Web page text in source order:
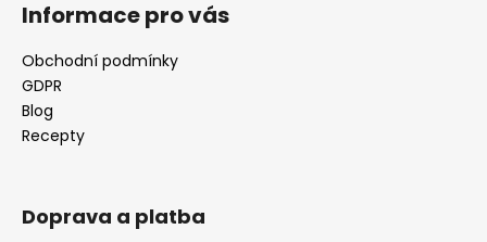
Informace pro vás
Obchodní podmínky
GDPR
Blog
Recepty
Doprava a platba